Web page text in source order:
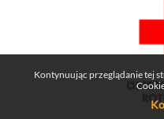
Kontynuując przeglądanie tej